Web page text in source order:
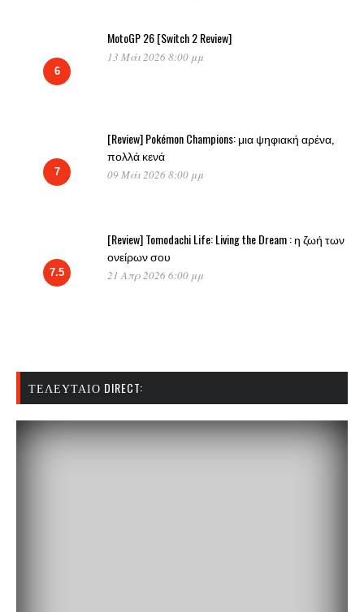
6
MotoGP 26 [Switch 2 Review]
13 Μάι 2026 8:00 μμ
7
[Review] Pokémon Champions: μια ψηφιακή αρένα,
πολλά κενά
09 Μάι 2026 8:00 μμ
7.5
[Review] Tomodachi Life: Living the Dream : η ζωή των
ονείρων σου
21 Απρ 2026 6:00 μμ
ΤΕΛΕΥΤΑΊΟ DIRECT: